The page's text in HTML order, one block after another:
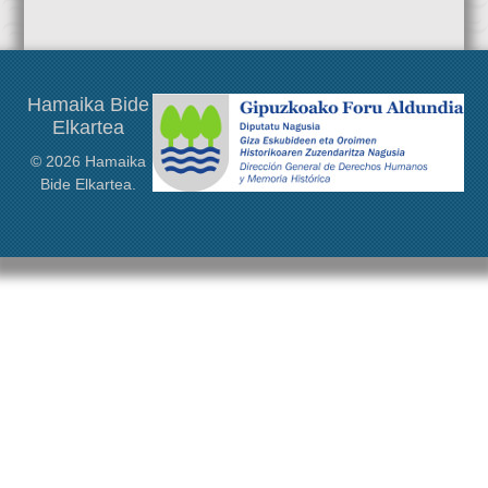
antolatzen duen ekimen honetan.
Hamaika Bide
Elkartea
© 2026 Hamaika
Bide Elkartea.